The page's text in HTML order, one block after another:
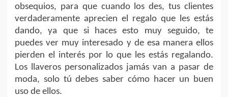
obsequios, para que cuando los des, tus clientes
verdaderamente aprecien el regalo que les estás
dando, ya que si haces esto muy seguido, te
puedes ver muy interesado y de esa manera ellos
pierden el interés por lo que les estás regalando.
Los llaveros personalizados jamás van a pasar de
moda, solo tú debes saber cómo hacer un buen
uso de ellos.